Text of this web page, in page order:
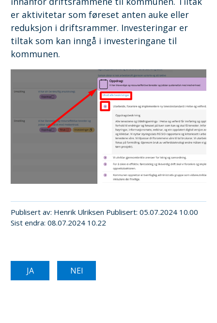
er aktivitetar som føreset anten auke eller
reduksjon i driftsrammer. Investeringar er
tiltak som kan inngå i investeringane til
kommunen.
Publisert av Henrik Ulriksen Publisert 05.07.2024 10.00
Sist endra 08.07.2024 10.22
JA NEI